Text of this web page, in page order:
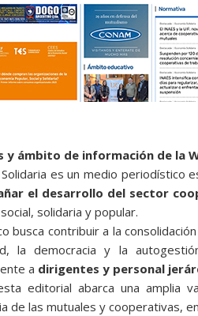
y ámbito de información de la
Solidaria es un medio periodístico
el desarrollo del sector
solidaria y popular.
busca contribuir a la
la democracia y la
a dirigentes y personal
editorial abarca una amplia
de las mutuales y cooperativas,